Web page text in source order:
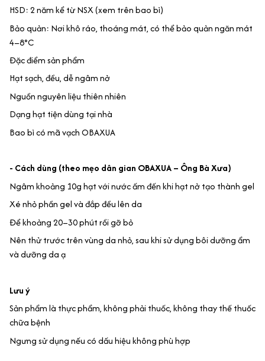
HSD: 2 năm kể từ NSX (xem trên bao bì)
Bảo quản: Nơi khô ráo, thoáng mát, có thể bảo quản ngăn mát
4–8°C
Đặc điểm sản phẩm
Hạt sạch, đều, dễ ngâm nở
Nguồn nguyên liệu thiên nhiên
Dạng hạt tiện dùng tại nhà
Bao bì có mã vạch OBAXUA
- Cách dùng (theo mẹo dân gian OBAXUA – Ông Bà Xưa)
Ngâm khoảng 10g hạt với nước ấm đến khi hạt nở tạo thành gel
Xé nhỏ phần gel và đắp đều lên da
Để khoảng 20–30 phút rồi gỡ bỏ
Nên thử trước trên vùng da nhỏ, sau khi sử dụng bôi dưỡng ẩm
và dưỡng da ạ
Lưu ý
Sản phẩm là thực phẩm, không phải thuốc, không thay thế thuốc
chữa bệnh
Ngưng sử dụng nếu có dấu hiệu không phù hợp